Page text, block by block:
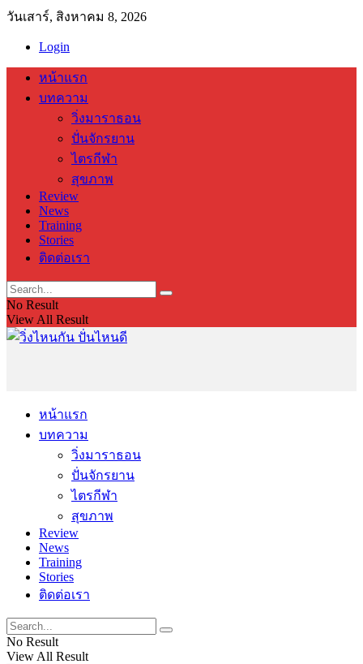
วันเสาร์, สิงหาคม 8, 2026
Login
หน้าแรก
บทความ
วิ่งมาราธอน
ปั่นจักรยาน
ไตรกีฬา
สุขภาพ
Review
News
Training
Stories
ติดต่อเรา
No Result
View All Result
หน้าแรก
บทความ
วิ่งมาราธอน
ปั่นจักรยาน
ไตรกีฬา
สุขภาพ
Review
News
Training
Stories
ติดต่อเรา
No Result
View All Result